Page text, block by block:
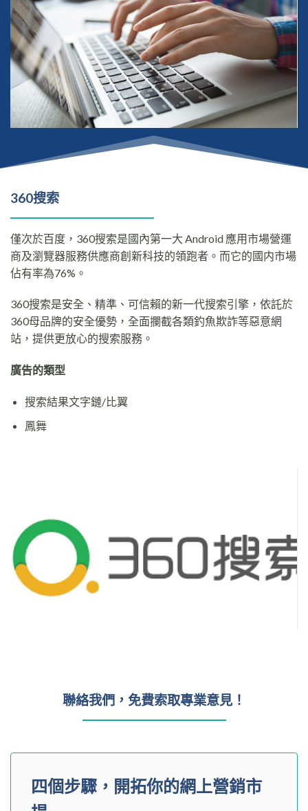
360搜索
僅次於百度，360搜索是國內第一大 Android 應用市場營運
商及瀏覽器服務供應商​創新科技的領跑者。而它的國内市場
佔有率為76%。
360搜索是安全、精準、可信賴的新一代搜索引擎，依託於
360母品牌的安全優勢，全面攔截各類釣魚欺詐等惡意網
站，提供更放心的搜索服務。
廣告的類型
搜索結果文字鏈/比翼
鳳舞
聯絡我們，免費索取專業意見！
四個步驟，開拓你的網上營銷市